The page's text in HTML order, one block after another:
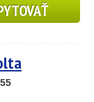
56